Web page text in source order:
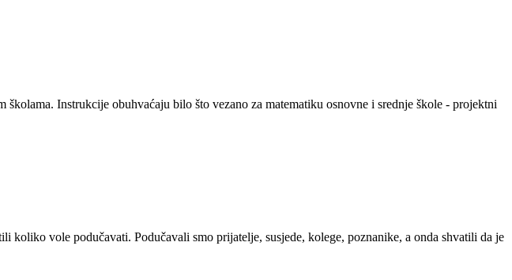
Instrukcije obuhvaćaju bilo što vezano za matematiku osnovne i srednje škole - projektni
koliko vole podučavati. Podučavali smo prijatelje, susjede, kolege, poznanike, a onda shvatili da je